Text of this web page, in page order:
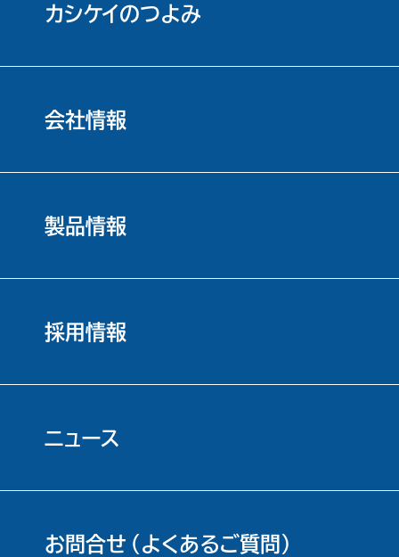
カシケイのつよみ
会社情報
製品情報
採用情報
ニュース
お問合せ（よくあるご質問）